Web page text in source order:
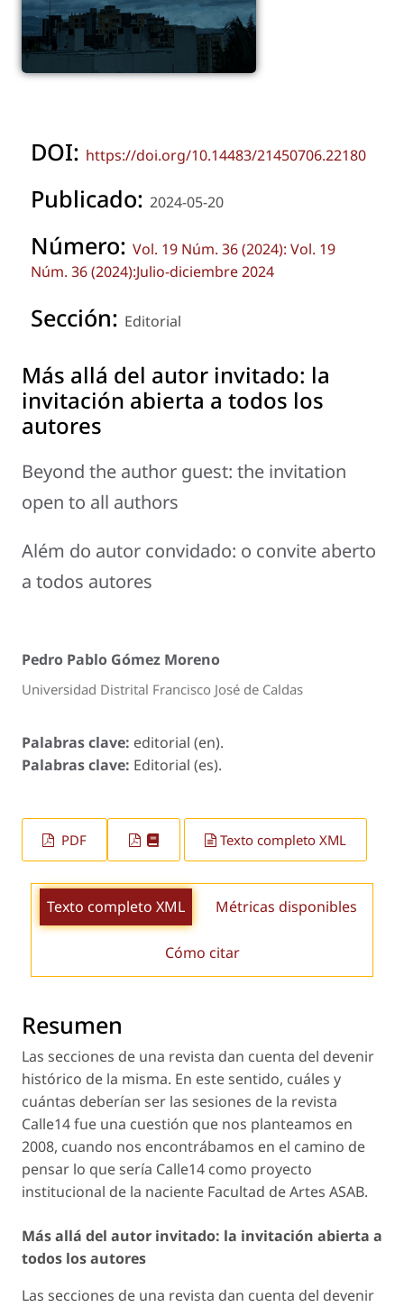
DOI: https://doi.org/10.14483/21450706.22180
Publicado: 2024-05-20
Número: Vol. 19 Núm. 36 (2024): Vol. 19
Núm. 36 (2024):Julio-diciembre 2024
Sección: Editorial
Más allá del autor invitado: la
invitación abierta a todos los
autores
Beyond the author guest: the invitation
open to all authors
Além do autor convidado: o convite aberto
a todos autores
Pedro Pablo Gómez Moreno
Universidad Distrital Francisco José de Caldas
Palabras clave: editorial (en).
Palabras clave: Editorial (es).
PDF Texto completo XML
Texto completo XML Métricas disponibles
Cómo citar
Resumen
Las secciones de una revista dan cuenta del devenir
histórico de la misma. En este sentido, cuáles y
cuántas deberían ser las sesiones de la revista
Calle14 fue una cuestión que nos planteamos en
2008, cuando nos encontrábamos en el camino de
pensar lo que sería Calle14 como proyecto
institucional de la naciente Facultad de Artes ASAB.
Más allá del autor invitado: la invitación abierta a
todos los autores
Las secciones de una revista dan cuenta del devenir